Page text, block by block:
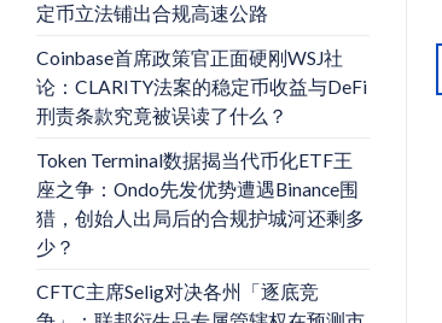
定币立法铺出合规高速公路
Coinbase首席政策官正面硬刚WSJ社
论：CLARITY法案的稳定币收益与DeFi
刑责条款究竟被误读了什么？
Token Terminal数据揭当代币化ETF王
座之争：Ondo先发优势遭遇Binance围
猎，创始人出局后的合规护城河还剩多
少？
CFTC主席Selig对决各州「逐底竞